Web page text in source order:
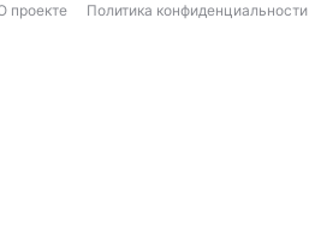
проекте Политика конфиденциальности